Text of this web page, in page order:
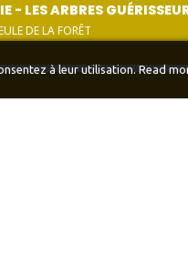
- LES ARBRES
DE LA FORÊT
à leur utilisation.Read